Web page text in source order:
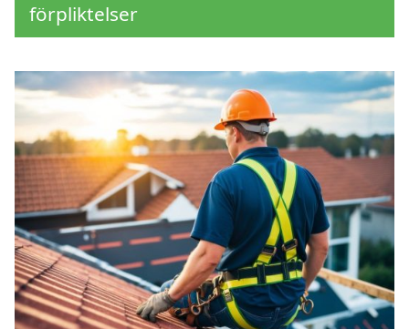
förpliktelser